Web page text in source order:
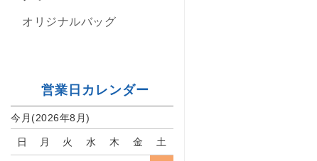
オリジナルバッグ
営業日カレンダー
今月(2026年8月)
日 月 火 水 木 金 土